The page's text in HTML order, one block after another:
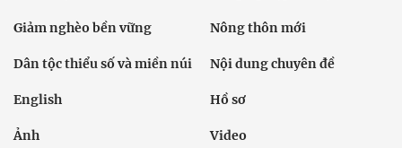
Giảm nghèo bền vững Nông thôn mới
Dân tộc thiểu số và miền núi Nội dung chuyên đề
English Hồ sơ
Ảnh Video